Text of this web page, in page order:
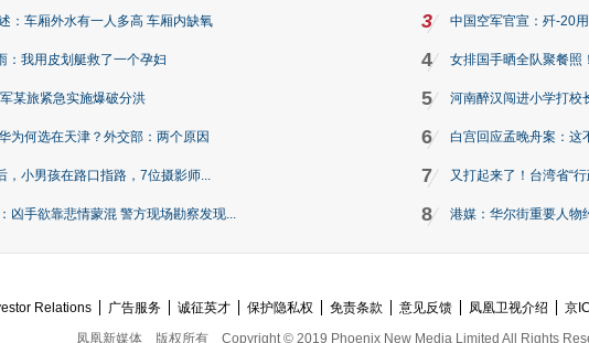
：车厢外水有一人多高 车厢内缺氧
：我用皮划艇救了一个孕妇
某旅紧急实施爆破分洪
为何选在天津？外交部：两个原因
，小男孩在路口指路，7位摄影师...
凶手欲靠悲情蒙混 警方现场勘察发现...
3 中国空军官宣：歼-20
4 女排国手晒全队聚餐照
5 河南醉汉闯进小学打校
6 白宫回应孟晚舟案：这
7 又打起来了！台湾省“
8 港媒：华尔街重要人物
Relations 广告服务 诚征英才 保护隐私权 免责条款 意见反馈 凤凰卫视介绍 京
凤凰新媒体
版权所有 Copyright © 2019 Phoenix New Media Limited All Rights